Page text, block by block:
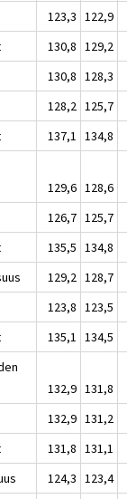
123,3 122,9
130,8 129,2
130,8 128,3
128,2 125,7
137,1 134,8
129,6 128,6
126,7 125,7
135,5 134,8
129,2 128,7
123,8 123,5
135,1 134,5
132,9 131,8
132,9 131,2
131,8 131,1
124,3 123,4